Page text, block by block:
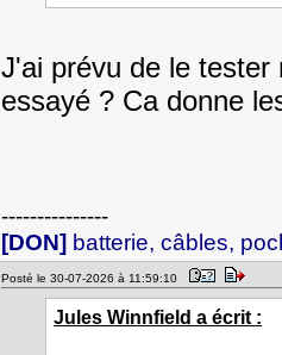
J'ai prévu de le tester
essayé ? Ca donne
---------------
[DON] batterie, câbles,
Posté le 30-07-2026 à 11:59:10
Jules Winnfield a écrit :